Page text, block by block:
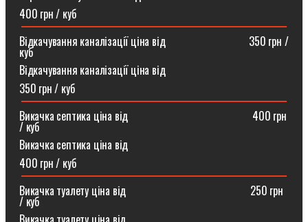
400 грн / куб
Відкачування каналізації ціна від ⠀⠀⠀⠀⠀⠀⠀⠀⠀⠀350 грн /
куб
Відкачування каналізації ціна від
350 грн / куб
Викачка септика ціна від ⠀⠀⠀⠀⠀⠀⠀⠀⠀⠀⠀⠀⠀⠀⠀400 грн
/ куб
Викачка септика ціна від
400 грн / куб
Викачка туалету ціна від ⠀⠀⠀⠀⠀⠀⠀⠀⠀⠀⠀⠀⠀⠀⠀250 грн
/ куб⠀